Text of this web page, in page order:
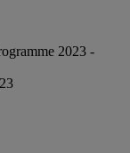
2023 -